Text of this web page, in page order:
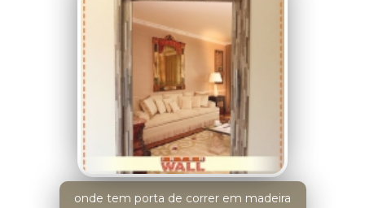
onde tem porta de correr em madeira